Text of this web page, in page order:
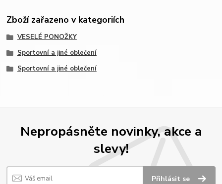
Zboží zařazeno v kategoriích
VESELÉ PONOŽKY
Sportovní a jiné oblečení
Sportovní a jiné oblečení
Nepropásněte novinky, akce a
slevy!
Přihlásit se